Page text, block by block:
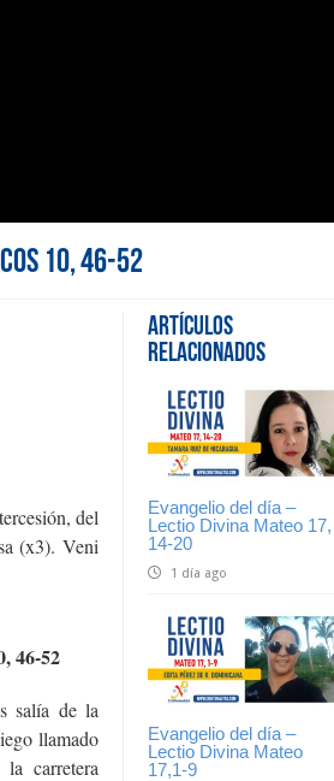
10, 46-52
Artículos
Relacionados
Evangelio del día –
Lectio Divina Mateo 17,
14-20
1 día ago
Evangelio del día –
Lectio Divina Mateo
17,1-9
del
(x3). Veni
46-52
salía de la
llamado
carretera